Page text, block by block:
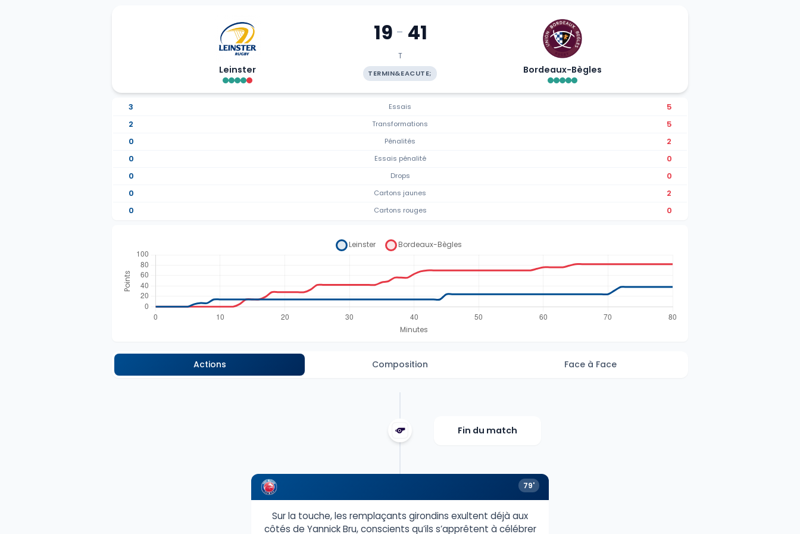
Leinster
19 - 41
T
TERMIN&EACUTE; Bordeaux-Bègles
3 Essais
5
2
Transformations
5
0
Pénalités
2
0
Essais pénalité
0
0
Drops
0
0
Cartons jaunes
2
0
Cartons rouges 0
Actions Composition Face à Face
Fin du match
79'
Sur la touche, les remplaçants girondins exultent déjà aux
côtés de Yannick Bru, conscients qu’ils s’apprêtent à célébrer